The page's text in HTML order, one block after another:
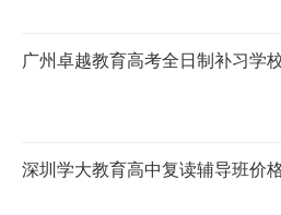
广州卓越教育高考全日制补习学
深圳学大教育高中复读辅导班价